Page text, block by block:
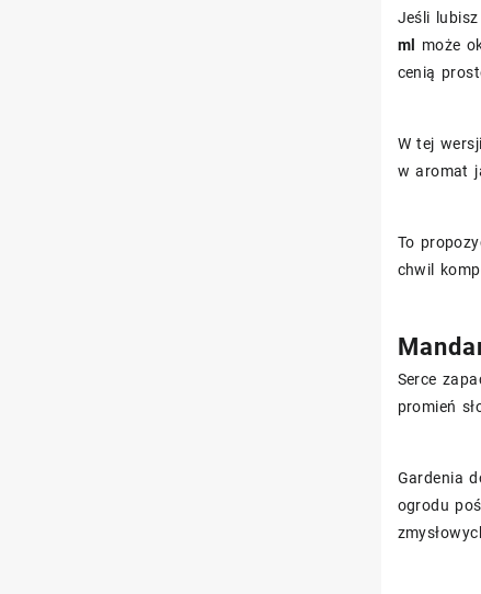
Jeśli
ml
może
cenią
W tej
w aromat
To
chwil
Serce
promień
Gardenia
ogrodu